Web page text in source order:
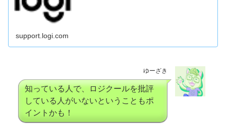
support.logi.com
ゆーざき
知っている人で、ロジクールを批評
している人がいないということもポ
イントかも！